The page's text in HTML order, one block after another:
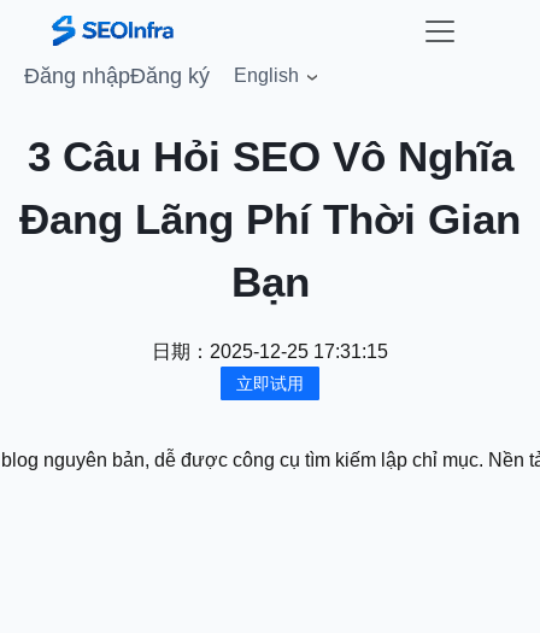
Đăng nhậpĐăng ký English
3 Câu Hỏi SEO Vô Nghĩa
Đang Lãng Phí Thời Gian
Bạn
日期： 2025-12-25 17:31:15
立即试用
nguyên bản, dễ được công cụ tìm kiếm lập chỉ